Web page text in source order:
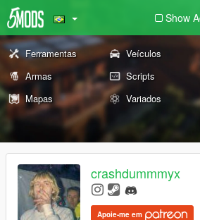
Show
Ferramentas Veículos
Armas
Scripts
Mapas
Variados
crashdummmyx
Apoie-me em